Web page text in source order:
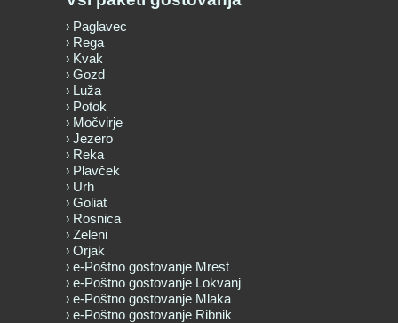
Paglavec
Rega
Kvak
Gozd
Luža
Potok
Močvirje
Jezero
Reka
Plavček
Urh
Goliat
Rosnica
Zeleni
Orjak
e-Poštno gostovanje Mrest
e-Poštno gostovanje Lokvanj
e-Poštno gostovanje Mlaka
e-Poštno gostovanje Ribnik